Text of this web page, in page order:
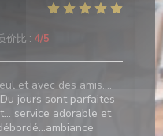
价比 : 4/5
et avec des amis….
jours sont parfaites
service adorable et